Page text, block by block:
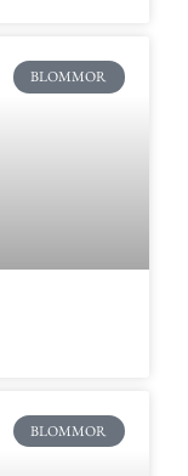
BLOMMOR
BLOMMOR